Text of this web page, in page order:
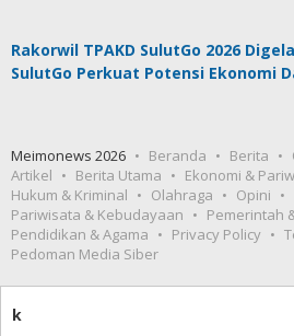
Rakorwil TPAKD SulutGo 2026
SulutGo Perkuat Potensi Ekonomi
Meimonews 2026 Beranda Berita
Artikel
Berita Utama
Ekonomi &
Hukum & Kriminal
Olahraga
Opini
Pariwisata & Kebudayaan
Pemerintah
Pendidikan & Agama
Privacy Policy
Pedoman Media Siber
k